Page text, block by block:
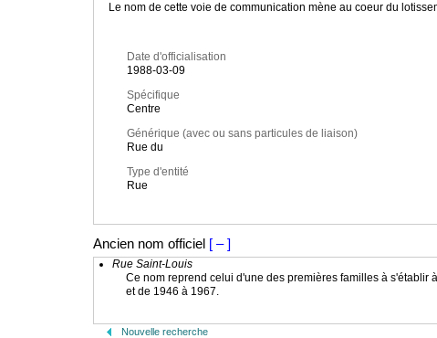
Le nom de cette voie de communication mène au coeur du
Date d'officialisation
1988-03-09
Spécifique
Centre
Générique (avec ou sans particules de liaison)
Rue du
Type d'entité
Rue
Ancien nom officiel [ – ]
Rue Saint-Louis
Ce nom reprend celui d'une des premières familles à
et de 1946 à 1967.
Nouvelle recherche